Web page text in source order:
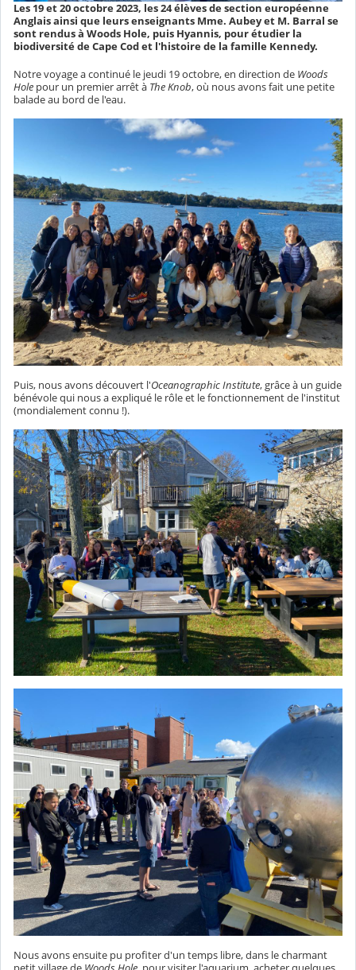
Les 19 et 20 octobre 2023, les 24 élèves de section européenne
Anglais ainsi que leurs enseignants Mme. Aubey et M. Barral se
sont rendus à Woods Hole, puis Hyannis, pour étudier la
biodiversité de Cape Cod et l'histoire de la famille Kennedy.
Notre voyage a continué le jeudi 19 octobre, en direction de Woods
Hole pour un premier arrêt à The Knob, où nous avons fait une petite
balade au bord de l'eau.
Puis, nous avons découvert l'Oceanographic Institute, grâce à un guide
bénévole qui nous a expliqué le rôle et le fonctionnement de l'institut
(mondialement connu !).
Nous avons ensuite pu profiter d'un temps libre, dans le charmant